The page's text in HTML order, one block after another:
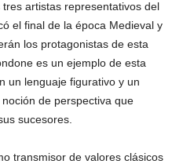
artistas representativos del
el final de la época Medieval y
los protagonistas de esta
es un ejemplo de esta
un lenguaje figurativo y un
de perspectiva que
sucesores.
transmisor de valores clásicos